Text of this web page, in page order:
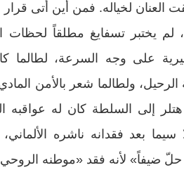
لخياله. فمن أين أتى قرار
لم يختبر تسفايغ مطلقاً لحظات
على وجه السرعة، لطالما
الرحيل، ولطالما شعر بالأمن
إلى السلطة كان له عواقبه
سيما بعد فقدانه ناشره
حلّ ضيفاً» لأنه فقد «موطنه الروحي